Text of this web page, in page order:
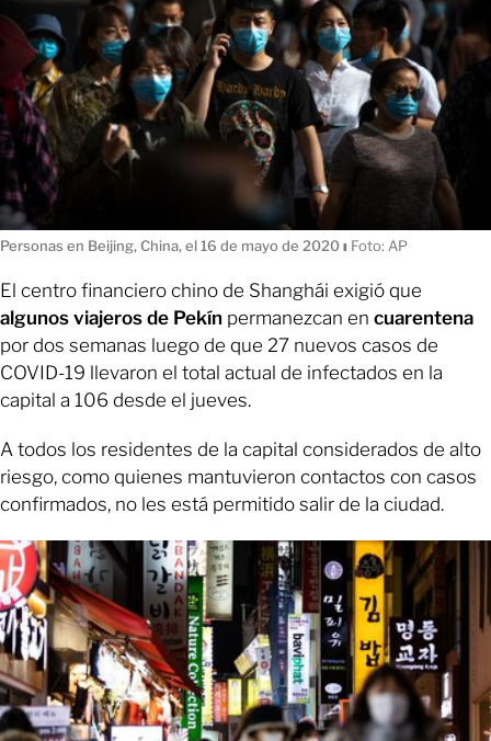
Personas en Beijing, China, el 16 de mayo de 2020ı Foto: AP
El centro financiero chino de Shanghái exigió que
algunos viajeros de Pekín permanezcan en cuarentena
por dos semanas luego de que 27 nuevos casos de
COVID-19 llevaron el total actual de infectados en la
capital a 106 desde el jueves.
A todos los residentes de la capital considerados de alto
riesgo, como quienes mantuvieron contactos con casos
confirmados, no les está permitido salir de la ciudad.